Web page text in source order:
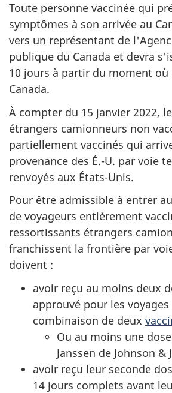
Toute personne vaccinée qui
symptômes à son arrivée au
vers un représentant de
publique du Canada et devra
10 jours à partir du moment
Canada.
À compter du 15 janvier 2022,
étrangers camionneurs non
partiellement vaccinés qui
provenance des É.-U. par voie
renvoyés aux États-Unis.
Pour être admissible à entrer
de voyageurs entièrement
ressortissants étrangers
franchissent la frontière par
doivent :
avoir reçu au moins deux
approuvé pour les
combinaison de deux
Ou au moins une
Janssen de Johnson &
avoir reçu leur seconde
14 jours complets avant